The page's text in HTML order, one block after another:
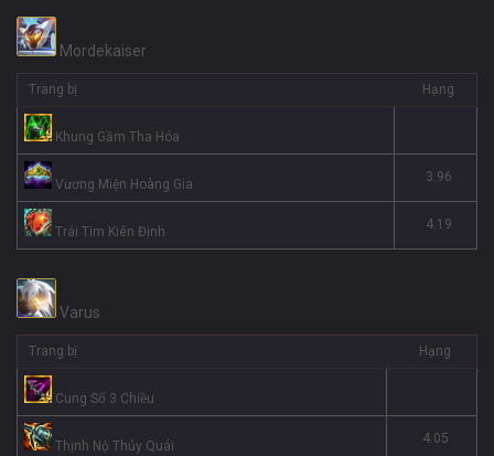
Mordekaiser
Trang bị Hạng
Khung Gầm Tha Hóa
Vương Miện Hoàng Gia 3.96
Trái Tim Kiên Định 4.19
Varus
Trang bị Hạng
Cung Số 3 Chiều
Thịnh Nộ Thủy Quái 4.05